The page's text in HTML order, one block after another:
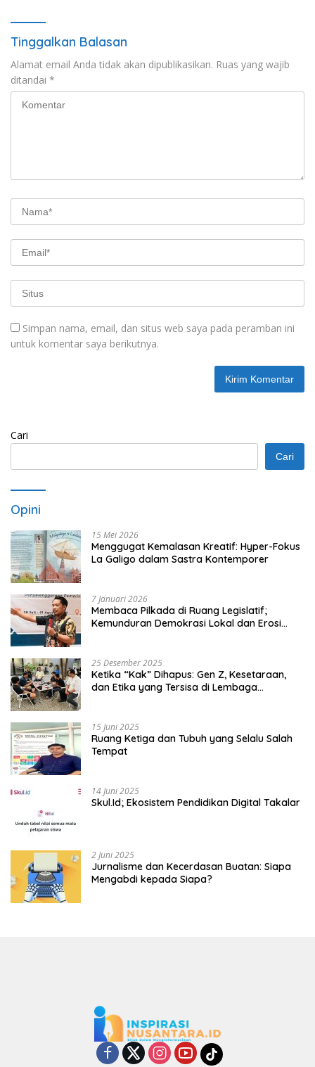
Tinggalkan Balasan
Alamat email Anda tidak akan dipublikasikan. Ruas yang wajib
ditandai *
Simpan nama, email, dan situs web saya pada peramban ini
untuk komentar saya berikutnya.
Cari
Cari
Opini
15 Mei 2026
Menggugat Kemalasan Kreatif: Hyper-Fokus
La Galigo dalam Sastra Kontemporer
7 Januari 2026
Membaca Pilkada di Ruang Legislatif;
Kemunduran Demokrasi Lokal dan Erosi
25 Desember 2025
Ketika “Kak” Dihapus: Gen Z, Kesetaraan,
dan Etika yang Tersisa di Lembaga
15 Juni 2025
Ruang Ketiga dan Tubuh yang Selalu Salah
Tempat
14 Juni 2025
Skul.Id; Ekosistem Pendidikan Digital Takalar
2 Juni 2025
Jurnalisme dan Kecerdasan Buatan: Siapa
Mengabdi kepada Siapa?